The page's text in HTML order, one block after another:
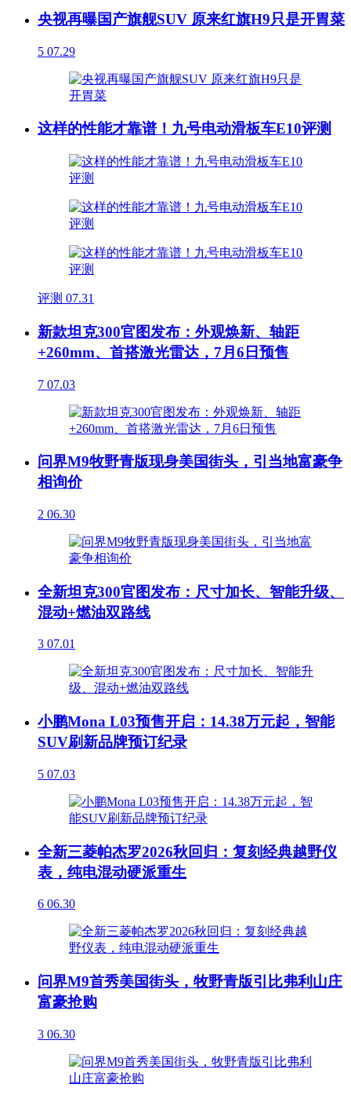
央视再曝国产旗舰SUV 原来红旗H9只是开胃菜
5 07.29
这样的性能才靠谱！九号电动滑板车E10评测
评测 07.31
新款坦克300官图发布：外观焕新、轴距
+260mm、首搭激光雷达，7月6日预售
7 07.03
问界M9牧野青版现身美国街头，引当地富豪争
相询价
2 06.30
全新坦克300官图发布：尺寸加长、智能升级、
混动+燃油双路线
3 07.01
小鹏Mona L03预售开启：14.38万元起，智能
SUV刷新品牌预订纪录
5 07.03
全新三菱帕杰罗2026秋回归：复刻经典越野仪
表，纯电混动硬派重生
6 06.30
问界M9首秀美国街头，牧野青版引比弗利山庄
富豪抢购
3 06.30